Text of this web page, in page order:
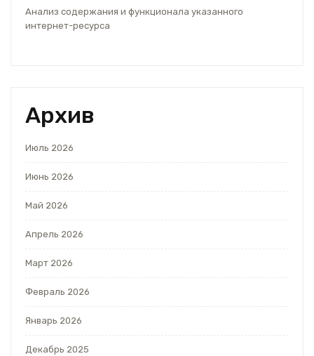
Анализ содержания и функционала указанного
интернет-ресурса
Архив
Июль 2026
Июнь 2026
Май 2026
Апрель 2026
Март 2026
Февраль 2026
Январь 2026
Декабрь 2025